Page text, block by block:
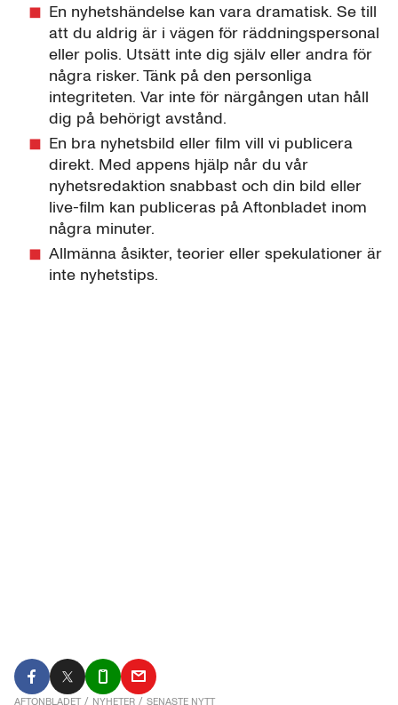
En nyhetshändelse kan vara dramatisk. Se till
att du aldrig är i vägen för räddningspersonal
eller polis. Utsätt inte dig själv eller andra för
några risker. Tänk på den personliga
integriteten. Var inte för närgången utan håll
dig på behörigt avstånd.
En bra nyhetsbild eller film vill vi publicera
direkt. Med appens hjälp når du vår
nyhetsredaktion snabbast och din bild eller
live-film kan publiceras på Aftonbladet inom
några minuter.
Allmänna åsikter, teorier eller spekulationer är
inte nyhetstips.
AFTONBLADET / NYHETER / SENASTE NYTT